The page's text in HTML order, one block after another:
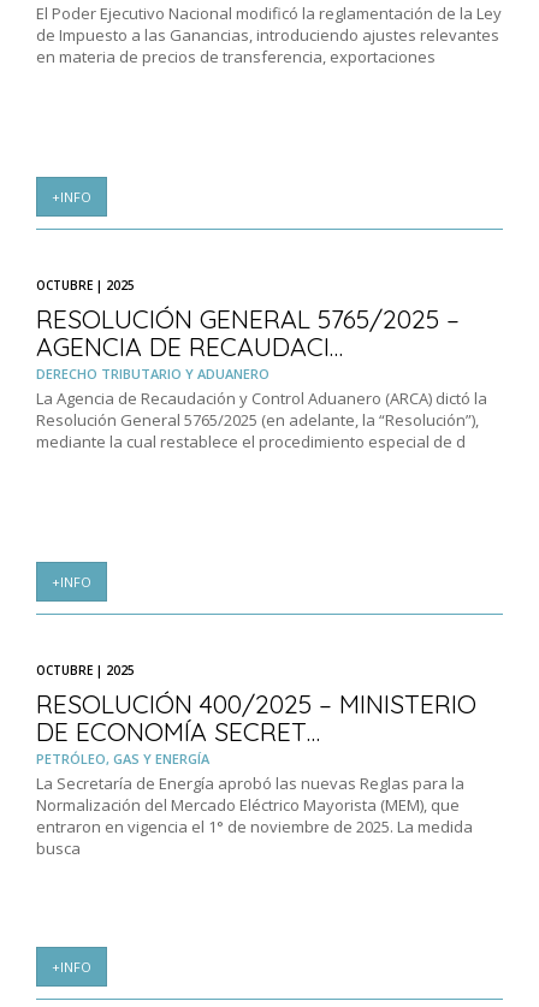
El Poder Ejecutivo Nacional modificó la reglamentación de la Ley
de Impuesto a las Ganancias, introduciendo ajustes relevantes
en materia de precios de transferencia, exportaciones
+INFO
OCTUBRE | 2025
RESOLUCIÓN GENERAL 5765/2025 –
AGENCIA DE RECAUDACI…
DERECHO TRIBUTARIO Y ADUANERO
La Agencia de Recaudación y Control Aduanero (ARCA) dictó la
Resolución General 5765/2025 (en adelante, la “Resolución”),
mediante la cual restablece el procedimiento especial de d
+INFO
OCTUBRE | 2025
RESOLUCIÓN 400/2025 – MINISTERIO
DE ECONOMÍA SECRET…
PETRÓLEO, GAS Y ENERGÍA
La Secretaría de Energía aprobó las nuevas Reglas para la
Normalización del Mercado Eléctrico Mayorista (MEM), que
entraron en vigencia el 1° de noviembre de 2025. La medida
busca
+INFO